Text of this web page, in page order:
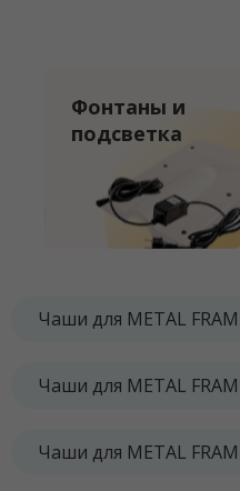
Фонтаны и
подсветка
Чаши для METAL
Чаши для METAL
Чаши для METAL